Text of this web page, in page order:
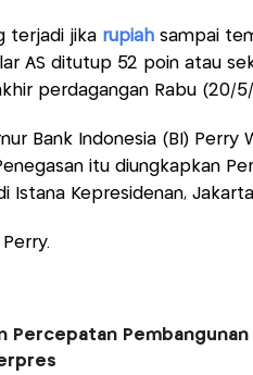
terjadi jika rupiahsampai
AS ditutup 52 poin atau
perdagangan Rabu (20/
Bank Indonesia (BI)
itu diungkapkan
Istana Kepresidenan,
Percepatan Pembangunan